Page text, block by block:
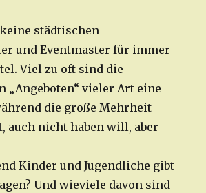
städtischen
und Eventmaster für immer
Viel zu oft sind die
„Angeboten“ vieler Art eine
die große Mehrheit
auch nicht haben will, aber
Kinder und Jugendliche gibt
Und wieviele davon sind